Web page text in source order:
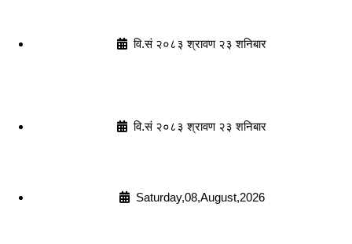
वि.सं २०८३ श्रावण २३ शनिबार
वि.सं २०८३ श्रावण २३ शनिबार
Saturday,08,August,2026